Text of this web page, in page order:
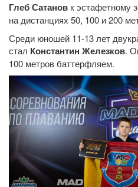
Глеб Сатанов к эстафетному
на дистанциях 50, 100 и 200
Среди юношей 11-13 лет
стал Константин Железков.
100 метров баттерфляем.